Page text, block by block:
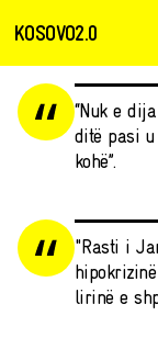
KOSOVO2.0
“Nuk e
ditë pasi
kohë”.
"Rasti i
lirinë e